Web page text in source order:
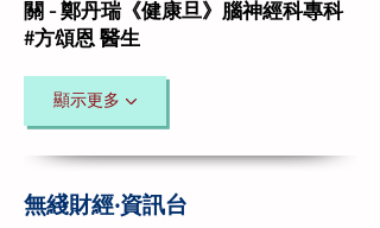
關 - 鄭丹瑞《健康旦》腦神經科專科
#方頌恩 醫生
顯示更多
無綫財經‧資訊台